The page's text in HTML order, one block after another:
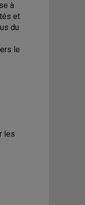
à
et
du
le
les